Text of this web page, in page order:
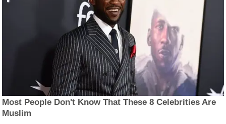
Most People Don't Know That These 8 Celebrities Are
Muslim